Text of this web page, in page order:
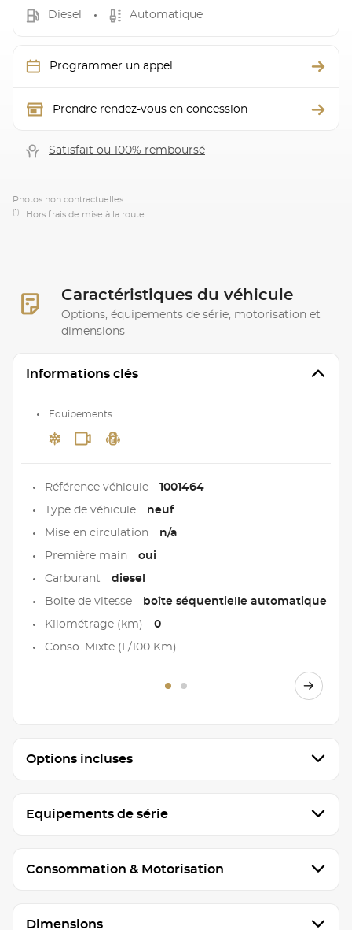
Diesel Automatique
Programmer un appel
Prendre rendez-vous en concession
Satisfait ou 100% remboursé
Photos non contractuelles
(1) Hors frais de mise à la route.
Caractéristiques du véhicule
Options, équipements de série, motorisation et
dimensions
Informations clés
Equipements
Référence véhicule 1001464
Type de véhicule neuf
Mise en circulation n/a
Première main oui
Carburant diesel
Boite de vitesse boîte séquentielle automatique
Kilométrage (km) 0
Conso. Mixte (L/100 Km)
Options incluses
Equipements de série
Consommation & Motorisation
Dimensions